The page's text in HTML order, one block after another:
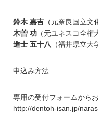
鈴木 嘉吉 （元奈良国立文
木曽 功 （元ユネスコ全権
進士 五十八
（福井県立大
申込み方法
専用の受付フォームから
http://dentoh-isan.jp/